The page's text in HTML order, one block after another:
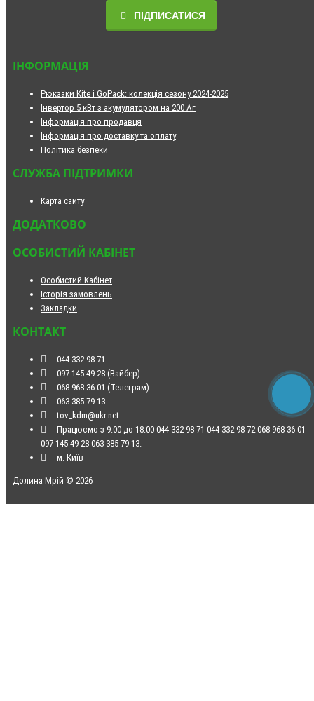
ПІДПИСАТИСЯ
ІНФОРМАЦІЯ
Рюкзаки Kite і GoPack: колекція сезону 2024-2025
Інвертор 5 кВт з акумулятором на 200 Аг
Інформація про продавця
Інформація про доставку та оплату
Політика безпеки
СЛУЖБА ПІДТРИМКИ
Карта сайту
ДОДАТКОВО
ОСОБИСТИЙ КАБІНЕТ
Особистий Кабінет
Історія замовлень
Закладки
КОНТАКТ
044-332-98-71
097-145-49-28 (Вайбер)
068-968-36-01 (Телеграм)
063-385-79-13
tov_kdm@ukr.net
Працюємо з 9:00 до 18:00 044-332-98-71 044-332-98-72 068-968-36-01
097-145-49-28 063-385-79-13.
м. Київ
Долина Мрій © 2026